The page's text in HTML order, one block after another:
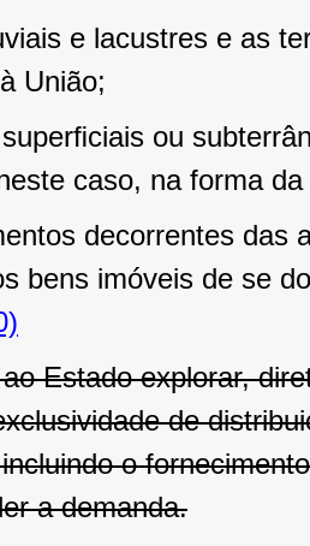
e lacustres e as
União;
ou
caso, na forma
decorrentes das
bens imóveis de se
Estado explorar,
de
o
a demanda.